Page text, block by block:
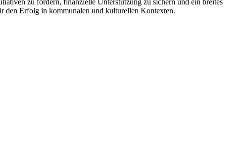
zu fördern, finanzielle Unterstützung zu sichern und ein breites
den Erfolg in kommunalen und kulturellen Kontexten.